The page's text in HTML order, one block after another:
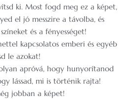
ki. Most fogd meg ez a képet,
el jó messzire a távolba, és
és a fényességet!
kapcsolatos emberi és egyéb
le azokat!
apróvá, hogy hunyorítanod
lássad, mi is történik rajta!
jobban a képet!